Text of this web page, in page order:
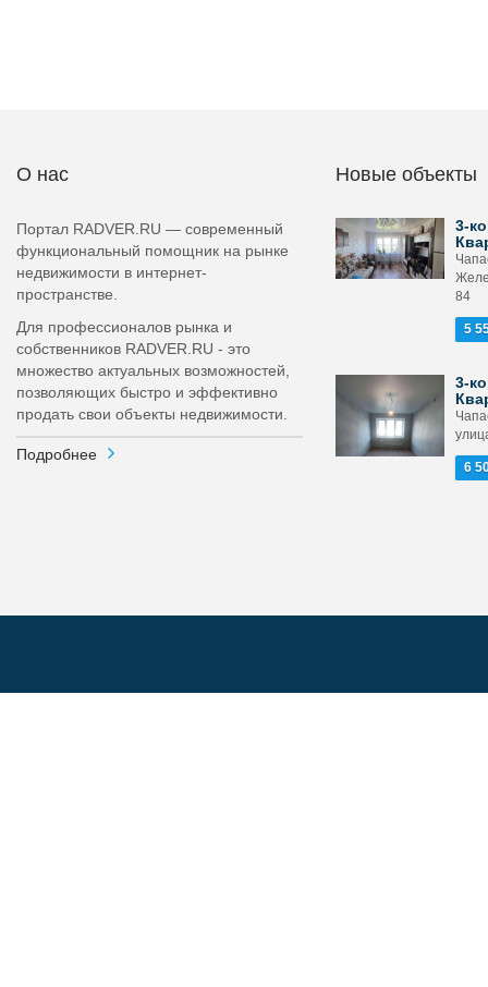
О нас
Портал RADVER.RU — современный
функциональный помощник на рынке
недвижимости в интернет-
пространстве.
Для профессионалов рынка и
собственников RADVER.RU - это
множество актуальных возможностей,
позволяющих быстро и эффективно
продать свои объекты недвижимости.
Подробнее
Новые объекты
3-
84
5
3-
6